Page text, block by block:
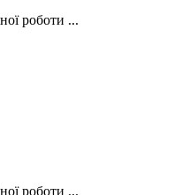
роботи ...
роботи ...